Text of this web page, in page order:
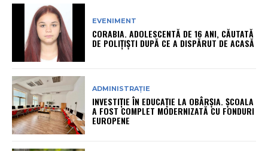
EVENIMENT
CORABIA. ADOLESCENTĂ DE 16 ANI, CĂUTATĂ
DE POLIȚIȘTI DUPĂ CE A DISPĂRUT DE ACASĂ
ADMINISTRAȚIE
INVESTIȚIE ÎN EDUCAȚIE LA OBÂRȘIA. ȘCOALA
A FOST COMPLET MODERNIZATĂ CU FONDURI
EUROPENE